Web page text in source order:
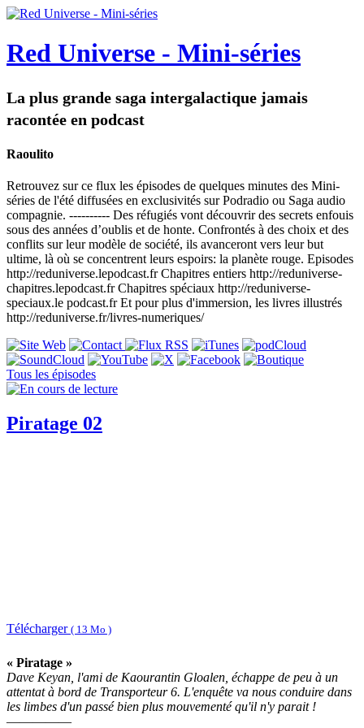
Red Universe - Mini-séries
La plus grande saga intergalactique jamais
racontée en podcast
Raoulito
Retrouvez sur ce flux les épisodes de quelques minutes des Mini-
séries de l'été diffusées en exclusivités sur Podradio ou Saga audio
compagnie. ---------- Des réfugiés vont découvrir des secrets enfouis
sous des années d’oublis et de honte. Confrontés à des choix et des
conflits sur leur modèle de société, ils avanceront vers leur but
ultime, là où se concentrent leurs espoirs: la planète rouge. Episodes
http://reduniverse.lepodcast.fr Chapitres entiers http://reduniverse-
chapitres.lepodcast.fr Chapitres spéciaux http://reduniverse-
speciaux.le podcast.fr Et pour plus d'immersion, les livres illustrés
http://reduniverse.fr/livres-numeriques/
Tous les épisodes
Piratage 02
Télécharger ( 13 Mo )
« Piratage »
Dave Keyan, l'ami de Kaourantin Gloalen, échappe de peu à un
attentat à bord de Transporteur 6. L'enquête va nous conduire dans
les limbes d'un passé bien plus mouvementé qu'il n'y parait !
—————